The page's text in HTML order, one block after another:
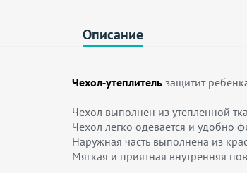
Описание
Чехол-утеплительзащитит
Чехол выполнен из утепленной
Чехол легко одевается и удобно
Наружная часть выполнена из
Мягкая и приятная внутренняя